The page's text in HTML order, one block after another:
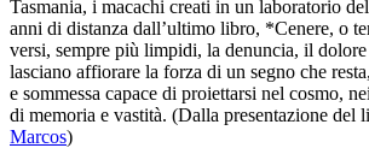
Tasmania, i macachi creati in un laboratorio
anni di distanza dall’ultimo libro, *Cenere, o
versi, sempre più limpidi, la denuncia, il
lasciano affiorare la forza di un segno che
e sommessa capace di proiettarsi nel cosmo,
di memoria e vastità. (Dalla presentazione del
Marcos)